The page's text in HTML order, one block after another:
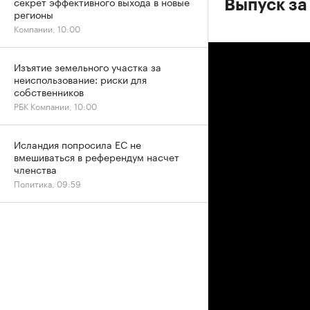
Выпуск
регионы
Компании, 10:00
Изъятие земельного участка за
неиспользование: риски для
собственников
РБК Компании, 10:00
Исландия попросила ЕС не
вмешиваться в референдум насчет
членства
Политика, 09:59